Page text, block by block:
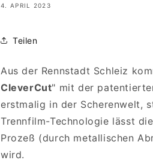
4. APRIL 2023
Teilen
Aus der Rennstadt Schleiz
CleverCut" mit der
erstmalig in der Scherenwelt,
Trennfilm-Technologie lässt
Prozeß (durch metallischen
wird.